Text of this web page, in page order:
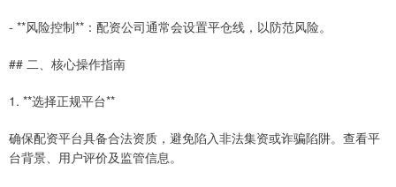
- **风险控制**：配资公司通常会设置平仓线，以防范风险。
## 二、核心操作指南
1. **选择正规平台**
确保配资平台具备合法资质，避免陷入非法集资或诈骗陷阱。查看平
台背景、用户评价及监管信息。